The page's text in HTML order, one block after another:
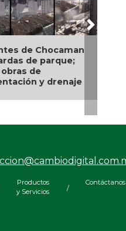
Después de años de
espera, La Gloria avanza;
Medellín de Bravo
transforma sus caminos
Next
Productos
y Servicios
/
Contáctanos